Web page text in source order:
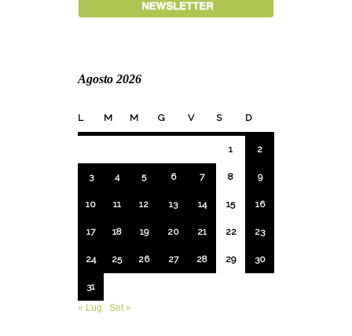
Agosto 2026
L M M G V S D
1 2
3 4 5 6 7 8 9
10 11 12 13 14 15 16
17 18 19 20 21 22 23
24 25 26 27 28 29 30
31
« Lug
Set »